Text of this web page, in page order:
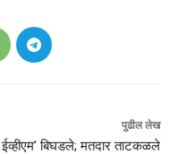
पुढील लेख
ईव्हीएम’ बिघडले; मतदार ताटकळले